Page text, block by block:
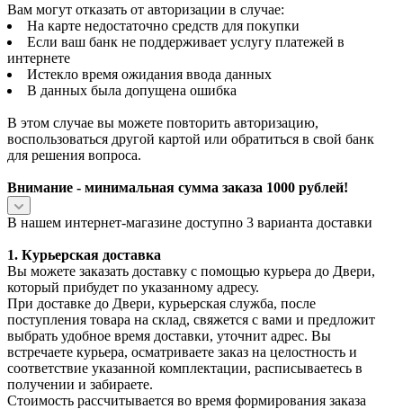
Вам могут отказать от авторизации в случае:
На карте недостаточно средств для покупки
Если ваш банк не поддерживает услугу платежей в
интернете
Истекло время ожидания ввода данных
В данных была допущена ошибка
В этом случае вы можете повторить авторизацию,
воспользоваться другой картой или обратиться в свой банк
для решения вопроса.
Внимание - минимальная сумма заказа 1000 рублей!
В нашем интернет-магазине доступно 3 варианта доставки
1. Курьерская доставка
Вы можете заказать доставку с помощью курьера до Двери,
который прибудет по указанному адресу.
При доставке до Двери, курьерская служба, после
поступления товара на склад, свяжется с вами и предложит
выбрать удобное время доставки, уточнит адрес. Вы
встречаете курьера, осматриваете заказ на целостность и
соответствие указанной комплектации, расписываетесь в
получении и забираете.
Стоимость рассчитывается во время формирования заказа